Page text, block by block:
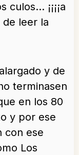
¡¡¡¡a
de leer la
y de
terminasen
en los 80
y por ese
con ese
Los